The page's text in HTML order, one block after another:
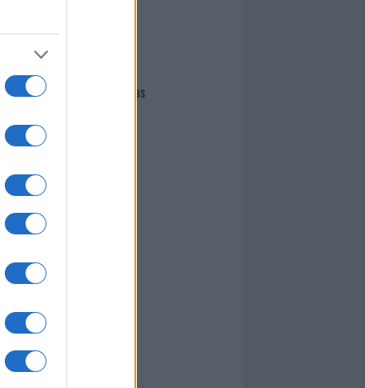
Giovannimaria Cabras